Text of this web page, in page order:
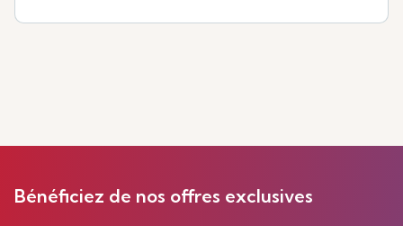
Bénéficiez de nos offres exclusives